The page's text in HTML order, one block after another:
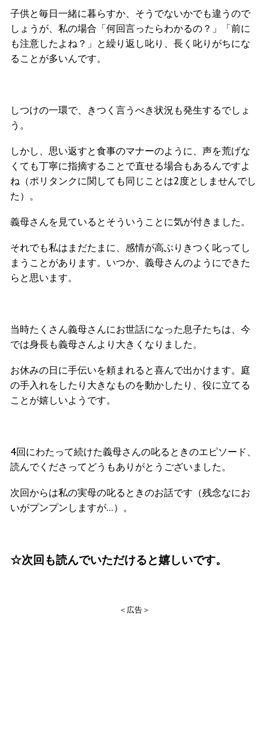
子供と毎日一緒に暮らすか、そうでないかでも違うので
しょうが、私の場合「何回言ったらわかるの？」「前に
も注意したよね？」と繰り返し叱り、長く叱りがちにな
ることが多いんです。
しつけの一環で、きつく言うべき状況も発生するでしょ
う。
しかし、思い返すと食事のマナーのように、声を荒げな
くても丁寧に指摘することで直せる場合もあるんですよ
ね（ポリタンクに関しても同じことは2度としませんでし
た）。
義母さんを見ているとそういうことに気が付きました。
それでも私はまだたまに、感情が高ぶりきつく叱ってし
まうことがあります。いつか、義母さんのようにできた
らと思います。
当時たくさん義母さんにお世話になった息子たちは、今
では身長も義母さんより大きくなりました。
お休みの日に手伝いを頼まれると喜んで出かけます。庭
の手入れをしたり大きなものを動かしたり、役に立てる
ことが嬉しいようです。
4回にわたって続けた義母さんの叱るときのエピソード、
読んでくださってどうもありがとうございました。
次回からは私の実母の叱るときのお話です（残念なにお
いがプンプンしますが…）。
☆次回も読んでいただけると嬉しいです。
＜広告＞